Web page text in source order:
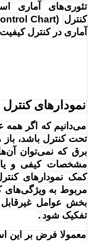
تئوری‌های آماری
کنترل Chart)
آماری در کنترل
نمودارهای کنترل
می‌دانیم که اگر همه
تحت کنترل باشد،
برق که نمی‌توان
مشخصات کیفی و
کمک نمودارهای
مربوط به
بخش عوامل
تفکیک شود .
معمولا فرض بر این